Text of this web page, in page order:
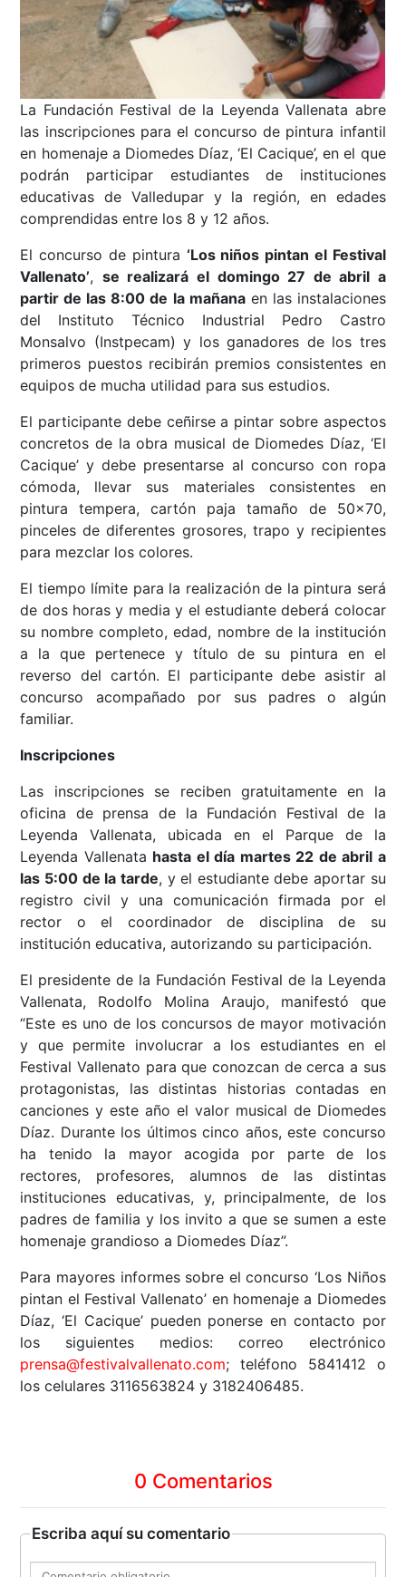
La Fundación Festival de la Leyenda Vallenata abre
las inscripciones para el concurso de pintura infantil
en homenaje a Diomedes Díaz, ‘El Cacique’, en el que
podrán participar estudiantes de instituciones
educativas de Valledupar y la región, en edades
comprendidas entre los 8 y 12 años.
El concurso de pintura ‘Los niños pintan el Festival
Vallenato’, se realizará el domingo 27 de abril a
partir de las 8:00 de la mañanaen las instalaciones
del Instituto Técnico Industrial Pedro Castro
Monsalvo (Instpecam) y los ganadores de los tres
primeros puestos recibirán premios consistentes en
equipos de mucha utilidad para sus estudios.
El participante debe ceñirse a pintar sobre aspectos
concretos de la obra musical de Diomedes Díaz, ‘El
Cacique’ y debe presentarse al concurso con ropa
cómoda, llevar sus materiales consistentes en
pintura tempera, cartón paja tamaño de 50x70,
pinceles de diferentes grosores, trapo y recipientes
para mezclar los colores.
El tiempo límite para la realización de la pintura será
de dos horas y media y el estudiante deberá colocar
su nombre completo, edad, nombre de la institución
a la que pertenece y título de su pintura en el
reverso del cartón. El participante debe asistir al
concurso acompañado por sus padres o algún
familiar.
Inscripciones
Las inscripciones se reciben gratuitamente en la
oficina de prensa de la Fundación Festival de la
Leyenda Vallenata, ubicada en el Parque de la
Leyenda Vallenata hasta el día martes 22 de abril a
las 5:00 de la tarde, y el estudiante debe aportar su
registro civil y una comunicación firmada por el
rector o el coordinador de disciplina de su
institución educativa, autorizando su participación.
El presidente de la Fundación Festival de la Leyenda
Vallenata, Rodolfo Molina Araujo, manifestó que
“Este es uno de los concursos de mayor motivación
y que permite involucrar a los estudiantes en el
Festival Vallenato para que conozcan de cerca a sus
protagonistas, las distintas historias contadas en
canciones y este año el valor musical de Diomedes
Díaz. Durante los últimos cinco años, este concurso
ha tenido la mayor acogida por parte de los
rectores, profesores, alumnos de las distintas
instituciones educativas, y, principalmente, de los
padres de familia y los invito a que se sumen a este
homenaje grandioso a Diomedes Díaz”.
Para mayores informes sobre el concurso ‘Los Niños
pintan el Festival Vallenato’ en homenaje a Diomedes
Díaz, ‘El Cacique’ pueden ponerse en contacto por
los siguientes medios: correo electrónico
prensa@festivalvallenato.com; teléfono 5841412 o
los celulares 3116563824 y 3182406485.
0 Comentarios
Escriba aquí su comentario